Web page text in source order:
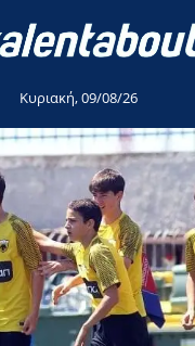
Κυριακή, 09/08/26